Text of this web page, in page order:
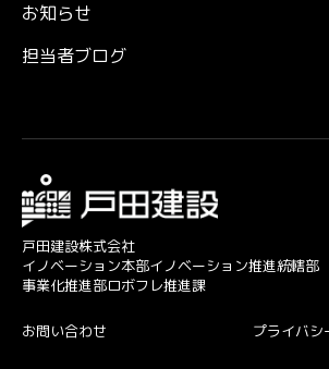
お知らせ
担当者ブログ
戸田建設株式会社
イノベーション本部イノベーション推進統轄部
事業化推進部ロボフレ推進課
お問い合わせ プライバシ